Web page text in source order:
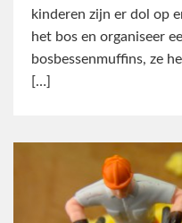
kinderen zijn er dol op
het bos en organiseer
bosbessenmuffins, ze
[…]